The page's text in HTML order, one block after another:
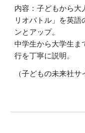
内容：子どもから大
リオバトル」を英
ンとアップ。
中学生から大学生ま
行を丁寧に説明。
（子どもの未来社サ